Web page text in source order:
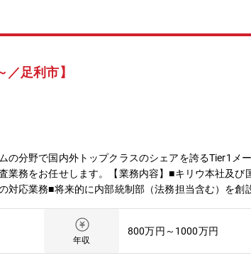
足利市】
の分野で国内外トップクラスのシェアを誇るTier1メ
務をお任せします。【業務内容】■キリウ本社及び
応業務■将来的に内部統制部（法務担当含む）を創
年収
800万円～1000万円